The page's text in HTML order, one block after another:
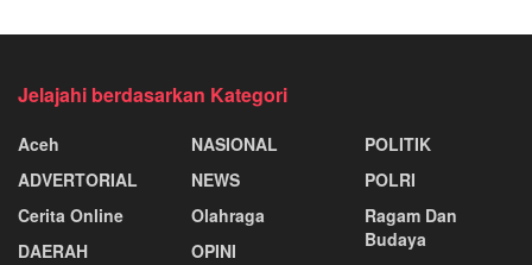
Jelajahi berdasarkan Kategori
Aceh
ADVERTORIAL
Cerita Online
DAERAH
NASIONAL
NEWS
Olahraga
OPINI
POLITIK
POLRI
Ragam Dan
Budaya